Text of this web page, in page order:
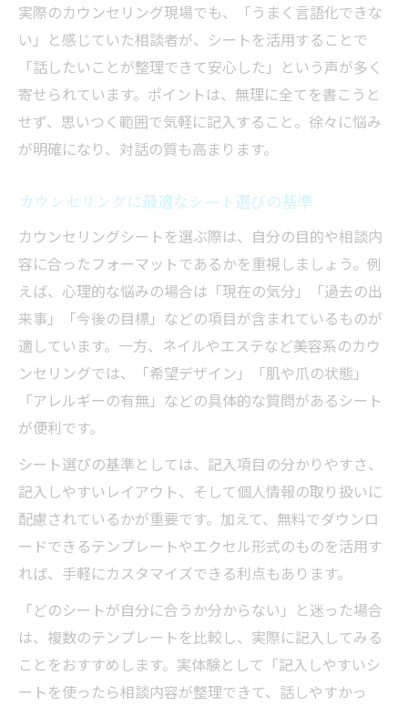
実際のカウンセリング現場でも、「うまく言語化できな
い」と感じていた相談者が、シートを活用することで
「話したいことが整理できて安心した」という声が多く
寄せられています。ポイントは、無理に全てを書こうと
せず、思いつく範囲で気軽に記入すること。徐々に悩み
が明確になり、対話の質も高まります。
カウンセリングに最適なシート選びの基準
カウンセリングシートを選ぶ際は、自分の目的や相談内
容に合ったフォーマットであるかを重視しましょう。例
えば、心理的な悩みの場合は「現在の気分」「過去の出
来事」「今後の目標」などの項目が含まれているものが
適しています。一方、ネイルやエステなど美容系のカウ
ンセリングでは、「希望デザイン」「肌や爪の状態」
「アレルギーの有無」などの具体的な質問があるシート
が便利です。
シート選びの基準としては、記入項目の分かりやすさ、
記入しやすいレイアウト、そして個人情報の取り扱いに
配慮されているかが重要です。加えて、無料でダウンロ
ードできるテンプレートやエクセル形式のものを活用す
れば、手軽にカスタマイズできる利点もあります。
「どのシートが自分に合うか分からない」と迷った場合
は、複数のテンプレートを比較し、実際に記入してみる
ことをおすすめします。実体験として「記入しやすいシ
ートを使ったら相談内容が整理できて、話しやすかっ